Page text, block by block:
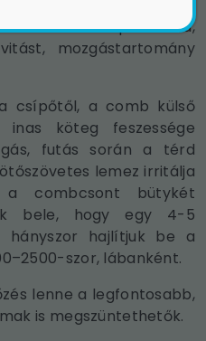
előforduló probléma,
mozgástartomány
csípőtől, a comb külső
köteg feszessége
futás során a térd
lemez irritálja
combcsont bütykét
bele, hogy egy 4-5
hányszor hajlítjuk be a
szor, lábanként.
lenne a legfontosabb,
is megszüntethetők.